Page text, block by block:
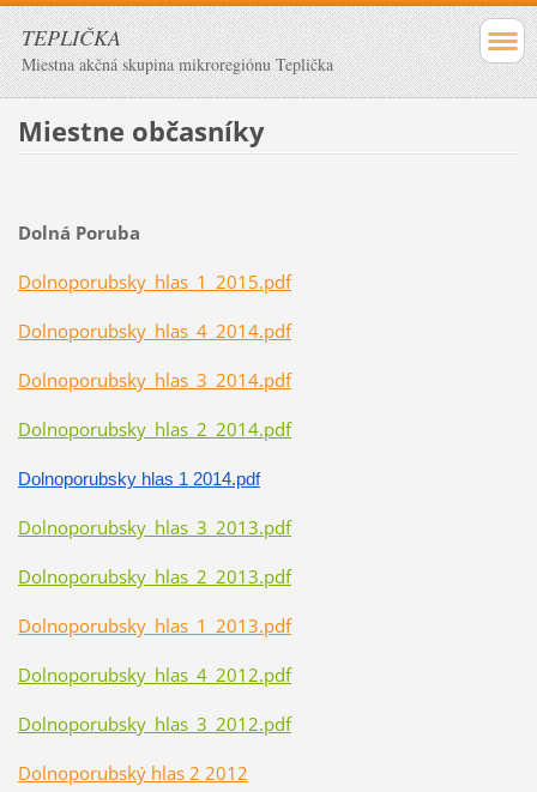
TEPLIČKA
Miestna akčná skupina mikroregiónu Teplička
Miestne občasníky
Dolná Poruba
Dolnoporubsky_hlas_1_2015.pdf
Dolnoporubsky_hlas_4_2014.pdf
Dolnoporubsky_hlas_3_2014.pdf
Dolnoporubsky_hlas_2_2014.pdf
Dolnoporubsky hlas 1 2014.pdf
Dolnoporubsky_hlas_3_2013.pdf
Dolnoporubsky_hlas_2_2013.pdf
Dolnoporubsky_hlas_1_2013.pdf
Dolnoporubsky_hlas_4_2012.pdf
Dolnoporubsky_hlas_3_2012.pdf
Dolnoporubský hlas 2 2012